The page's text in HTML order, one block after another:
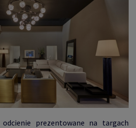
odcienie prezentowane na targach